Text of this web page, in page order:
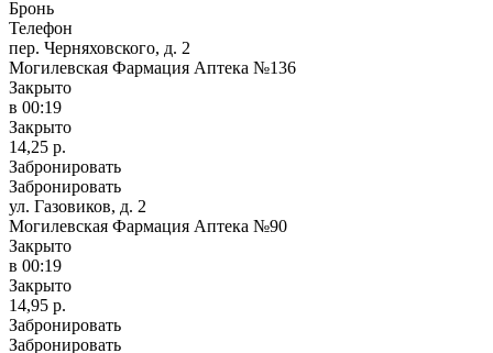
Бронь
Телефон
пер. Черняховского, д. 2
Могилевская Фармация Аптека №136
Закрыто
в 00:19
Закрыто
14,25 р.
Забронировать
Забронировать
ул. Газовиков, д. 2
Могилевская Фармация Аптека №90
Закрыто
в 00:19
Закрыто
14,95 р.
Забронировать
Забронировать